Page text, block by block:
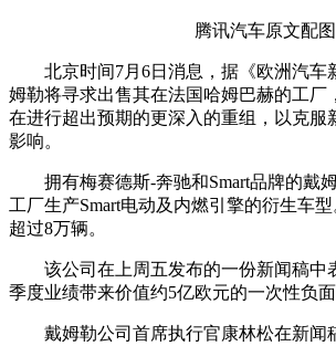
腾讯汽车原文配图
北京时间7月6日消息，据《欧洲汽车
姆勒将寻求出售其在法国哈姆巴赫的工厂
在进行超出预期的更深入的重组，以克服
影响。
拥有梅赛德斯-奔驰和Smart品牌的戴
工厂生产Smart电动及内燃引擎的衍生车
超过8万辆。
该公司在上周五发布的一份新闻稿中
季度业绩带来价值约5亿欧元的一次性负面
戴姆勒公司首席执行官康林松在新闻